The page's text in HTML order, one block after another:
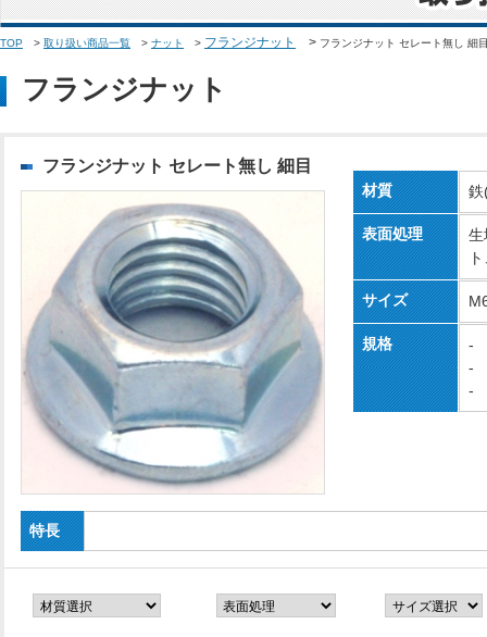
TOP > 取り扱い商品一覧 > ナット > フランジナット > フランジナット セレート無し 細
フランジナット
フランジナット セレート無し 細目
材質 鉄
表面処理
生
サイズ
規格
-
-
-
特長